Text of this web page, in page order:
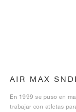
AIR MAX
En 1999 se puso en
trabajar con atletas